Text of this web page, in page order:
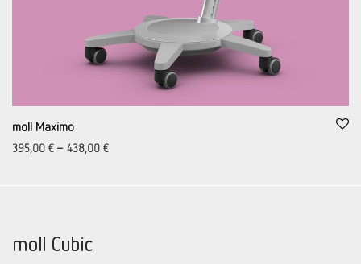
moll Maximo
395,00 € – 438,00 €
moll Cubic